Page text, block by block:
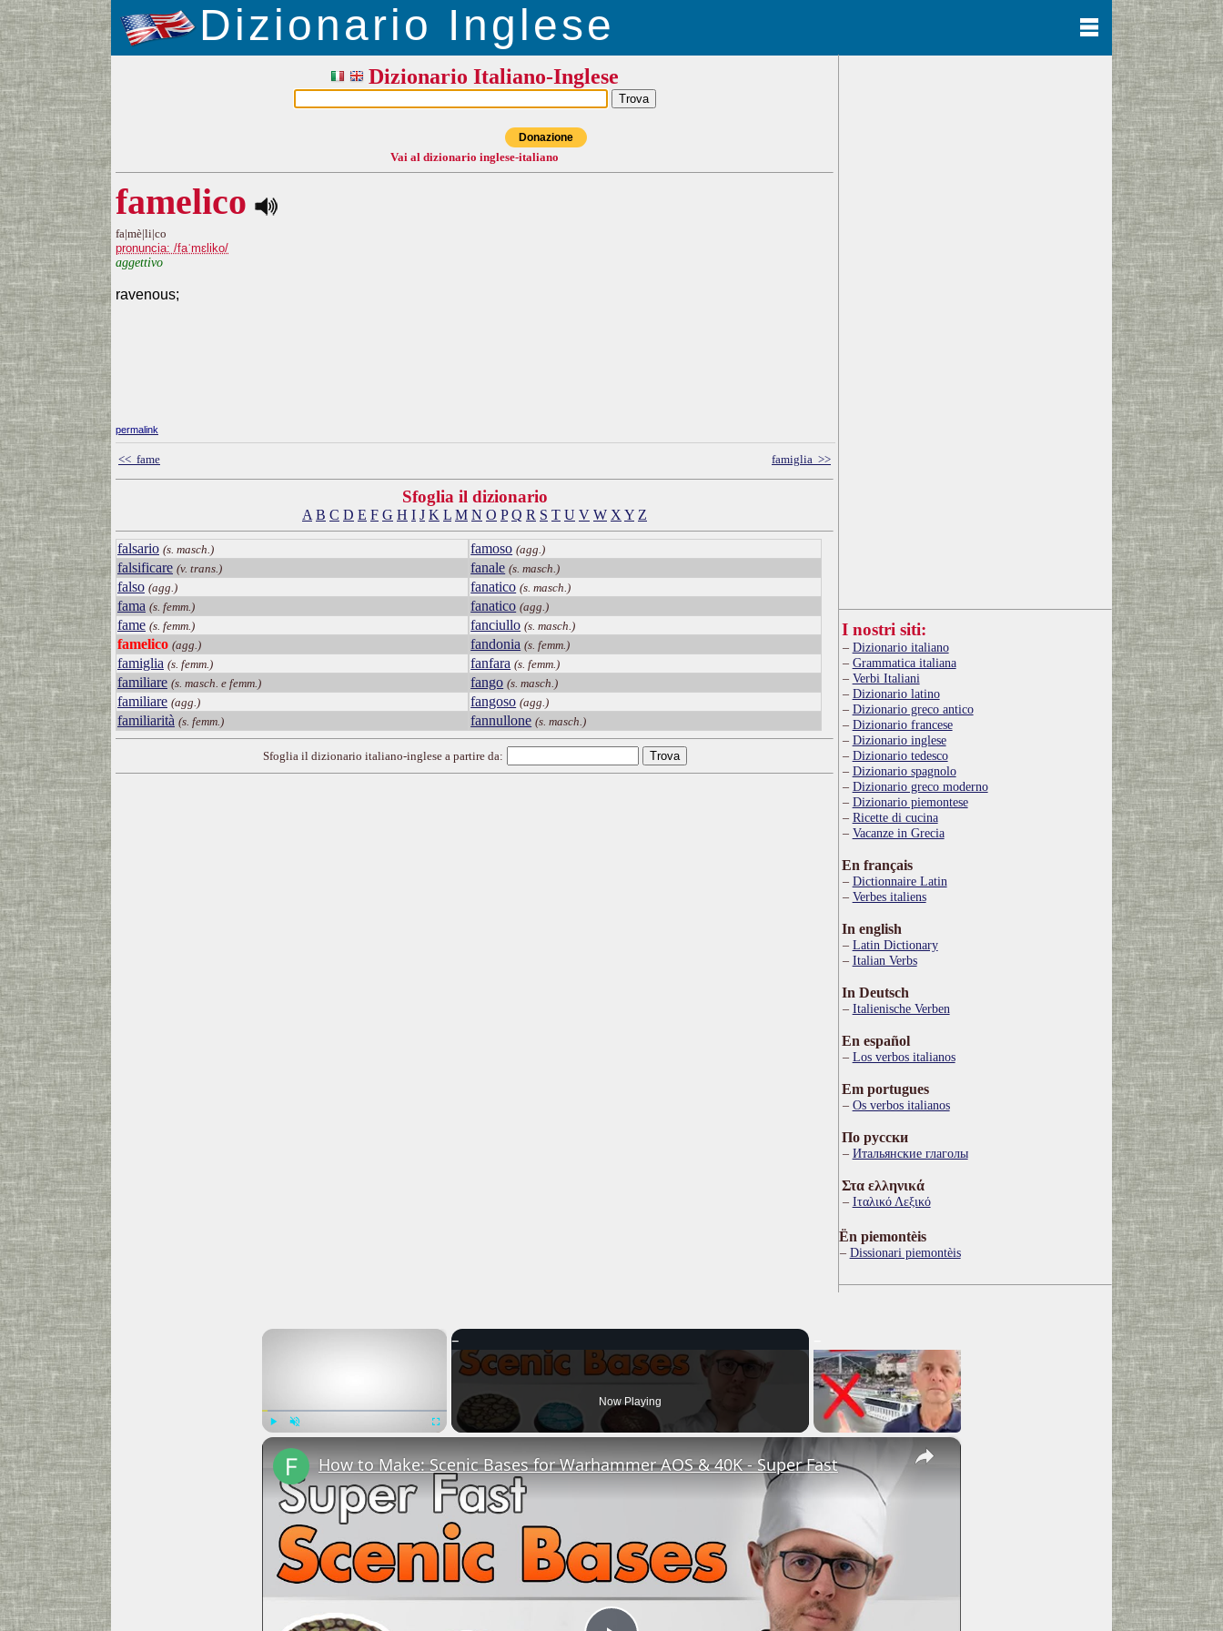
Dizionario Inglese
Dizionario Italiano-Inglese
Donazione
Vai al dizionario inglese-italiano
famelico
fa|mè|li|co
pronuncia: /faˈmɛliko/
aggettivo
ravenous;
permalink
<< fame famiglia >>
Sfoglia il dizionario
A B C D E F G H I J K L M N O P Q R S T U V W X Y Z
falsario (s. masch.)
falsificare (v. trans.)
falso (agg.)
fama (s. femm.)
fame (s. femm.)
famelico (agg.)
famiglia (s. femm.)
familiare (s. masch. e femm.)
familiare (agg.)
familiarità (s. femm.)
famoso (agg.)
fanale (s. masch.)
fanatico (s. masch.)
fanatico (agg.)
fanciullo (s. masch.)
fandonia (s. femm.)
fanfara (s. femm.)
fango (s. masch.)
fangoso (agg.)
fannullone (s. masch.)
Sfoglia il dizionario italiano-inglese a partire da:
I nostri siti:
Dizionario italiano
Grammatica italiana
Verbi Italiani
Dizionario latino
Dizionario greco antico
Dizionario francese
Dizionario inglese
Dizionario tedesco
Dizionario spagnolo
Dizionario greco moderno
Dizionario piemontese
Ricette di cucina
Vacanze in Grecia
En français
Dictionnaire Latin
Verbes italiens
In english
Latin Dictionary
Italian Verbs
In Deutsch
Italienische Verben
En español
Los verbos italianos
Em portugues
Os verbos italianos
По русски
Итальянские глаголы
Στα ελληνικά
Ιταλικό Λεξικό
Ën piemontèis
Dissionari piemontèis
×
Now Playing
×
How to Make: Scenic Bases for Warhammer AOS & 40K - Super Fast